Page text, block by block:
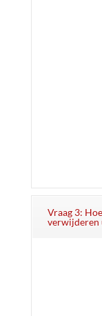
Vraag 3:
verwijderen